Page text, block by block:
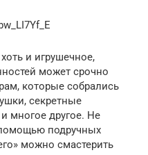
и игрушечное,
может срочно
которые собрались
секретные
многое другое. Не
подручных
можно смастерить